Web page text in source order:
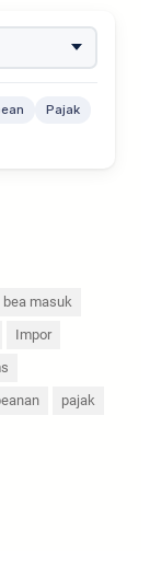
Pajak
bea masuk
Impor
pajak